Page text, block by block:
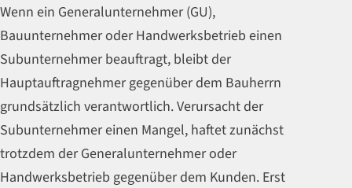
Wenn ein Generalunternehmer (GU),
Bauunternehmer oder Handwerksbetrieb einen
Subunternehmer beauftragt, bleibt der
Hauptauftragnehmer gegenüber dem Bauherrn
grundsätzlich verantwortlich. Verursacht der
Subunternehmer einen Mangel, haftet zunächst
trotzdem der Generalunternehmer oder
Handwerksbetrieb gegenüber dem Kunden. Erst